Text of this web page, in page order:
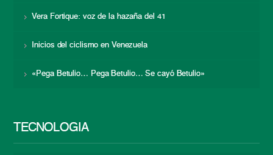
Vera Fortique: voz de la hazaña del 41
Inicios del ciclismo en Venezuela
«Pega Betulio… Pega Betulio… Se cayó Betulio»
TECNOLOGÍA